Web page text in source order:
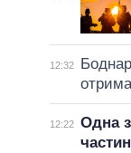
12:32
12:22 Одна